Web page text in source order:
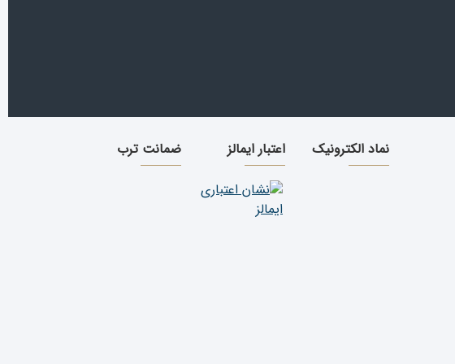
نماد الکترونیک اعتبار ایمالز ضمانت ترب